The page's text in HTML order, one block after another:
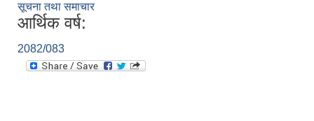
सूचना तथा समाचार
आर्थिक वर्ष:
2082/083